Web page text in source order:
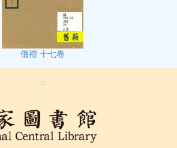
儀禮 十七卷
:::